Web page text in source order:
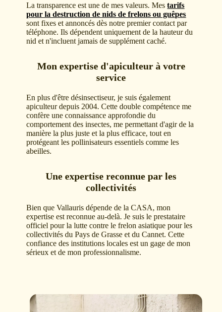
La transparence est une de mes valeurs. Mestarifs
pour la destruction de nids de frelons ou guêpes
sont fixes et annoncés dès notre premier contact par
téléphone. Ils dépendent uniquement de la hauteur du
nid et n'incluent jamais de supplément caché.
Mon expertise d'apiculteur à votre
service
En plus d'être désinsectiseur, je suis également
apiculteur depuis 2004. Cette double compétence me
confère une connaissance approfondie du
comportement des insectes, me permettant d'agir de la
manière la plus juste et la plus efficace, tout en
protégeant les pollinisateurs essentiels comme les
abeilles.
Une expertise reconnue par les
collectivités
Bien que Vallauris dépende de la CASA, mon
expertise est reconnue au-delà. Je suis le prestataire
officiel pour la lutte contre le frelon asiatique pour les
collectivités du Pays de Grasse et du Cannet. Cette
confiance des institutions locales est un gage de mon
sérieux et de mon professionnalisme.